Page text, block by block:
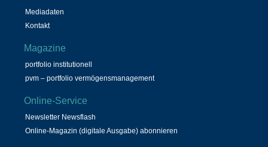
Mediadaten
Kontakt
Magazine
portfolio institutionell
pvm – portfolio vermögensmanagement
Online-Service
Newsletter Newsflash
Online-Magazin (digitale Ausgabe) abonnieren